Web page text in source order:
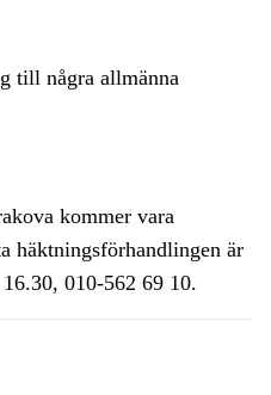
till några allmänna
kommer vara
häktningsförhandlingen är
010-562 69 10.